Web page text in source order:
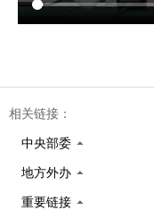
相关链接：
中央部委
地方外办
重要链接